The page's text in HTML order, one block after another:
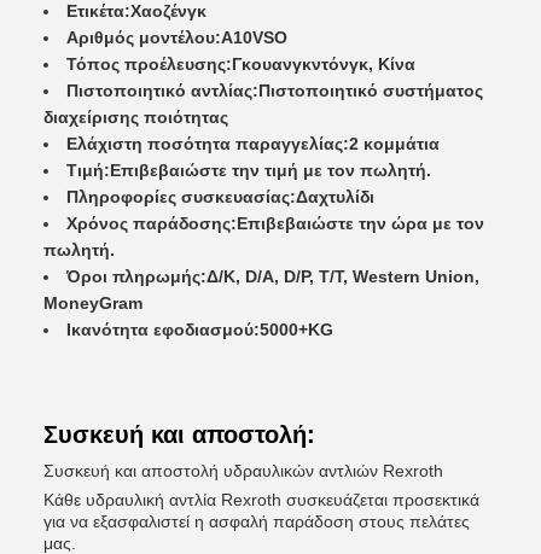
Ετικέτα:Χαοζένγκ
Αριθμός μοντέλου:Α10VSO
Τόπος προέλευσης:Γκουανγκντόνγκ, Κίνα
Πιστοποιητικό αντλίας:Πιστοποιητικό συστήματος
διαχείρισης ποιότητας
Ελάχιστη ποσότητα παραγγελίας:2 κομμάτια
Τιμή:Επιβεβαιώστε την τιμή με τον πωλητή.
Πληροφορίες συσκευασίας:Δαχτυλίδι
Χρόνος παράδοσης:Επιβεβαιώστε την ώρα με τον
πωλητή.
Όροι πληρωμής:Δ/Κ, D/Α, D/P, T/T, Western Union,
MoneyGram
Ικανότητα εφοδιασμού:5000+KG
Συσκευή και αποστολή:
Συσκευή και αποστολή υδραυλικών αντλιών Rexroth
Κάθε υδραυλική αντλία Rexroth συσκευάζεται προσεκτικά
για να εξασφαλιστεί η ασφαλή παράδοση στους πελάτες
μας.